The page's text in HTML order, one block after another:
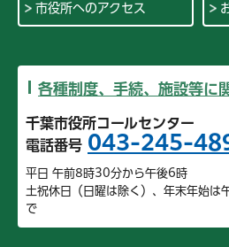
市役所へのアクセス
各種制度、手続、施設等に
千葉市役所コールセンター
電話番号 043-245-
平日 午前8時30分から午後6時
土祝休日（日曜は除く）、年末年始
で